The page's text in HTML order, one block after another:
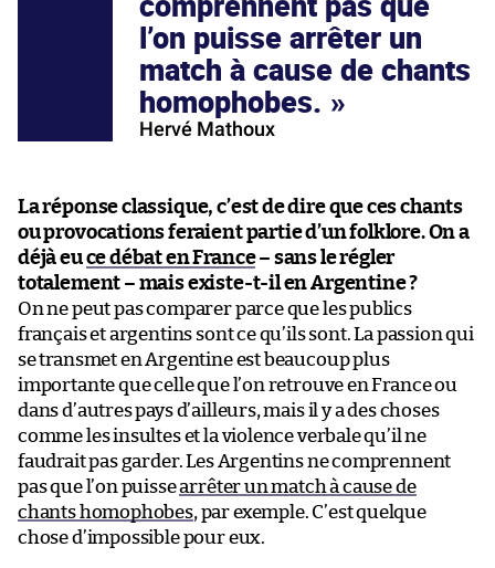
l’on puisse arrêter un
match à cause de chants
homophobes.
Hervé Mathoux
La réponse classique, c’est de dire que ces chants
ou provocations feraient partie d’un folklore. On a
déjà euce débat en France– sans le régler
totalement – mais existe-t-il en Argentine ?
On ne peut pas comparer parce que les publics
français et argentins sont ce qu’ils sont. La passion qui
se transmet en Argentine est beaucoup plus
importante que celle que l’on retrouve en France ou
dans d’autres pays d’ailleurs, mais il y a des choses
comme les insultes et la violence verbale qu’il ne
faudrait pas garder. Les Argentins ne comprennent
pas que l’on puissearrêter un match à cause de
chants homophobes, par exemple. C’est quelque
chose d’impossible pour eux.